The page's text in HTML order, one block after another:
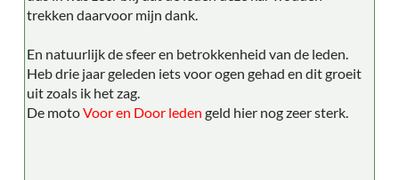
trekken daarvoor mijn dank.
En natuurlijk de sfeer en betrokkenheid van de leden.
Heb drie jaar geleden iets voor ogen gehad en dit groeit
uit zoals ik het zag.
De motoVoor en Door leden geld hier nog zeer sterk.